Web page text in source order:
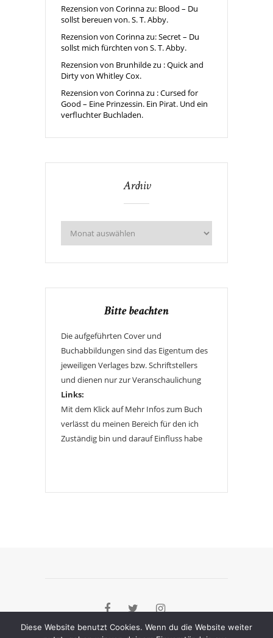
Rezension von Corinna zu: Blood – Du
sollst bereuen von. S. T. Abby.
Rezension von Corinna zu: Secret – Du
sollst mich fürchten von S. T. Abby.
Rezension von Brunhilde zu : Quick and
Dirty von Whitley Cox.
Rezension von Corinna zu : Cursed for
Good – Eine Prinzessin. Ein Pirat. Und ein
verfluchter Buchladen.
Archiv
Bitte beachten
Die aufgeführten Cover und
Buchabbildungen sind das Eigentum des
jeweiligen Verlages bzw. Schriftstellers
und dienen nur zur Veranschaulichung
Links:
Mit dem Klick auf Mehr Infos zum Buch
verlässt du meinen Bereich für den ich
Zuständig bin und darauf Einfluss habe
Diese Website benutzt Cookies. Wenn du die Website weiter